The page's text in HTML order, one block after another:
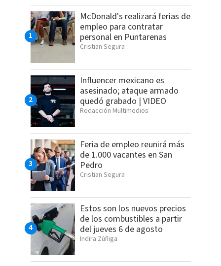
McDonald's realizará ferias de
empleo para contratar
personal en Puntarenas
Cristian Segura
Influencer mexicano es
asesinado; ataque armado
quedó grabado | VIDEO
Redacción Multimedios
Feria de empleo reunirá más
de 1.000 vacantes en San
Pedro
Cristian Segura
Estos son los nuevos precios
de los combustibles a partir
del jueves 6 de agosto
Indira Zúñiga